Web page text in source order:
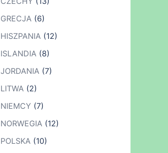
GRECJA(6)
HISZPANIA(12)
ISLANDIA(8)
JORDANIA(7)
LITWA(2)
NIEMCY (7)
NORWEGIA(12)
POLSKA(10)